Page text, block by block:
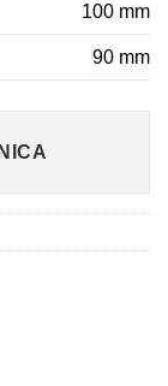
100 mm
90 mm